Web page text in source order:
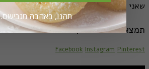
שאני אוהבת.
קרא עוד...
תמצאו אותי גם כאן
Facebook Instagram Pinterest
תהנו, באהבה מגבישס.